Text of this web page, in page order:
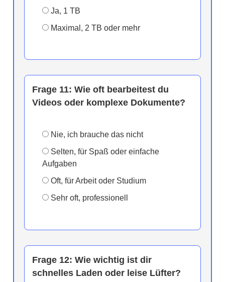
Ja, 1 TB
Maximal, 2 TB oder mehr
Frage 11: Wie oft bearbeitest du
Videos oder komplexe Dokumente?
Nie, ich brauche das nicht
Selten, für Spaß oder einfache
Aufgaben
Oft, für Arbeit oder Studium
Sehr oft, professionell
Frage 12: Wie wichtig ist dir
schnelles Laden oder leise Lüfter?